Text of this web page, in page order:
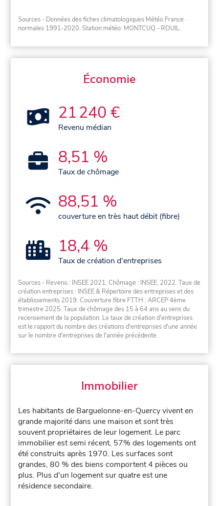
Sources - Données des fiches climatologiques Météo France ·
normales 1991-2020. Station météo: MONTCUQ - ROUIL.
Économie
21 240 €
Revenu médian
8,51 %
Taux de chômage
88,51 %
couverture en très haut débit (fibre)
18,4 %
Taux de création d'entreprises
Sources - Revenu : INSEE 2021, Chômage : INSEE, 2022. Taux de
création entreprises : INSEE & Répertoire des entreprises et des
établissements 2019. Couverture fibre FTTH : ARCEP 4ème
trimestre 2025. Taux de chômage des 15 à 64 ans au sens du
recensement de la population. Le taux de création d'entreprises
est le rapport du nombre des créations d'entreprises d'une année
sur le nombre d'entreprises de l'année précédente.
Immobilier
Les habitants de Barguelonne-en-Quercy vivent en
grande majorité dans une maison et sont très
souvent propriétaires de leur logement. Le parc
immobilier est semi récent, 57% des logements ont
été construits après 1970. Les surfaces sont
grandes, 80 % des biens comportent 4 pièces ou
plus. Plus d'un logement sur quatre est une
résidence secondaire.